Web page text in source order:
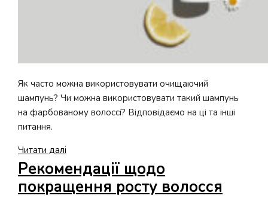
Як часто можна використовувати очищаючий
шампунь? Чи можна використовувати такий шампунь
на фарбованому волоссі? Відповідаємо на ці та інші
питання.
Читати далі
порада:
як
правильно
Рекомендації щодо
покращення росту волосся